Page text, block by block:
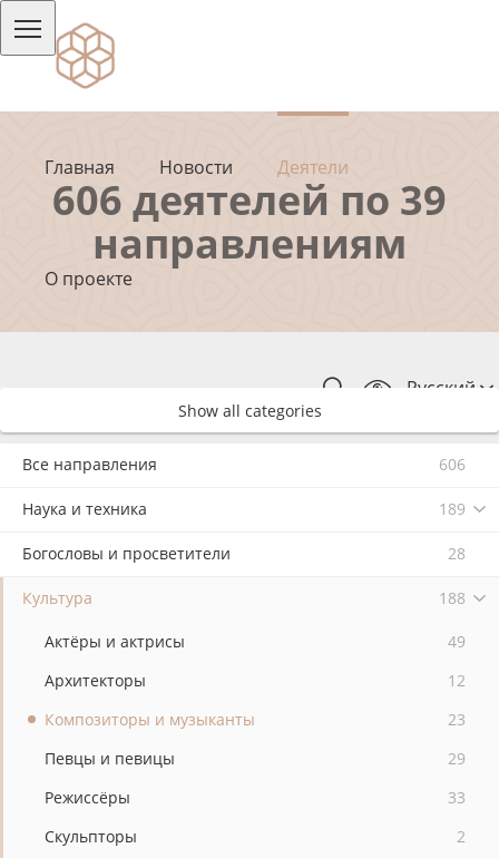
Главная Новости Деятели
О проекте
Русский
606 деятелей по 39
направлениям
Show all categories
Все направления 606
Наука и техника 189
Богословы и просветители 28
Культура 188
Актёры и актрисы
49
Архитекторы
12
Композиторы и музыканты
23
Певцы и певицы
29
Режиссёры
33
Скульпторы
2